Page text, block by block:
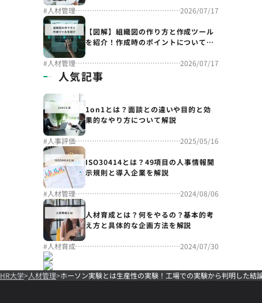
#人材管理 2026/07/17
【図解】組織図の作り方と作成ツール
を紹介！作成時のポイントについても
#人材管理 2026/07/17
人気記事
1on1とは？面談との違いや目的と効
果的なやり方について解説
#人事評価 2025/05/16
ISO30414とは？49項目の人事情報開
示規則と導入企業を解説
#人材管理 2024/08/06
人材育成とは？何をやるの？基本的考
え方と具体的な企画方法を解説
#人材育成 2024/07/30
HR大学 人材管理 ホーソン実験とは生産性の実験！工場での実験から判明した結